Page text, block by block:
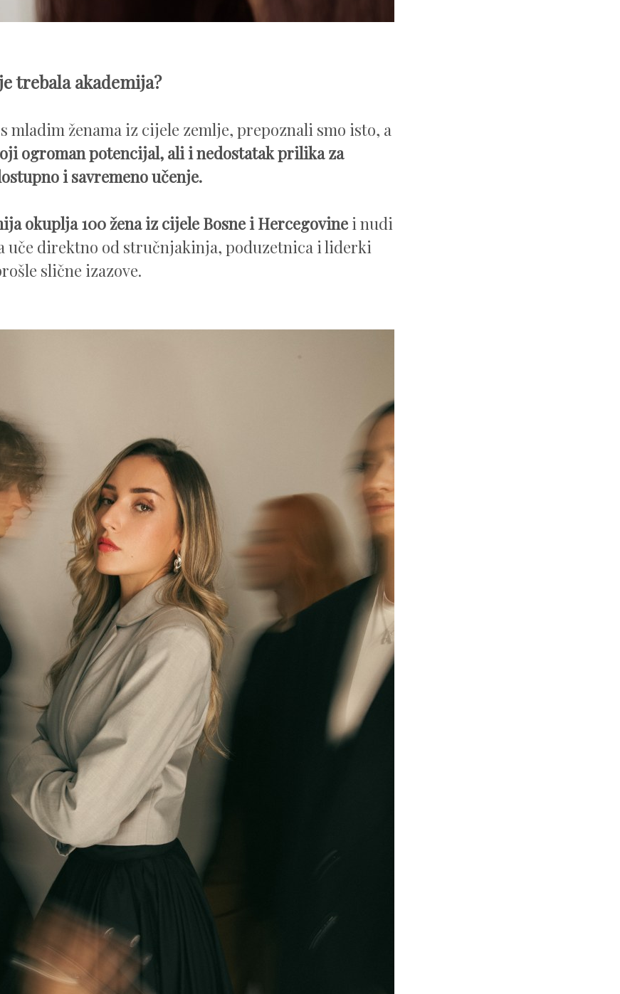
trebala akademija?
mladim ženama iz cijele zemlje, prepoznali smo isto, a
ogroman potencijal, ali i nedostatak prilika za
i savremeno učenje.
okuplja 100 žena iz cijele Bosne i Hercegovine i nudi
uče direktno od stručnjakinja, poduzetnica i liderki
slične izazove.